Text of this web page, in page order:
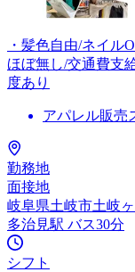
・髪色自由/ネイル
ほぼ無し/交通費支
度あり
アパレル販売
勤務地
面接地
岐阜県土岐市土岐
多治見駅 バス30分
シフト